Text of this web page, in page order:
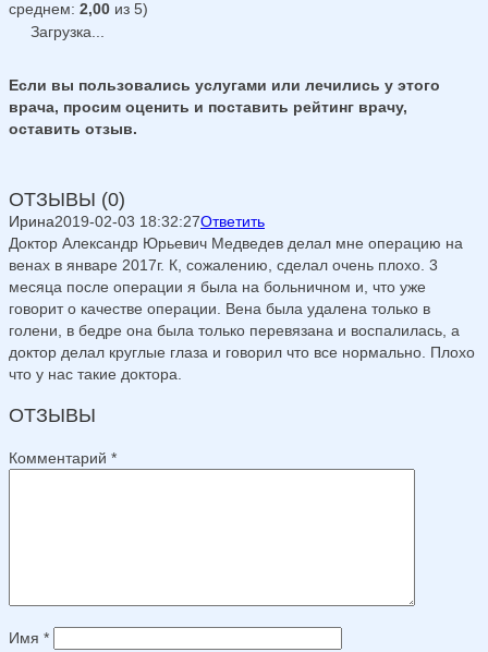
среднем: 2,00 из 5)
Загрузка...
Если вы пользовались услугами или лечились у этого
врача, просим оценить и поставить рейтинг врачу,
оставить отзыв.
ОТЗЫВЫ (0)
Ирина2019-02-03 18:32:27Ответить
Доктор Александр Юрьевич Медведев делал мне операцию на
венах в январе 2017г. К, сожалению, сделал очень плохо. 3
месяца после операции я была на больничном и, что уже
говорит о качестве операции. Вена была удалена только в
голени, в бедре она была только перевязана и воспалилась, а
доктор делал круглые глаза и говорил что все нормально. Плохо
что у нас такие доктора.
ОТЗЫВЫ
Комментарий *
Имя *